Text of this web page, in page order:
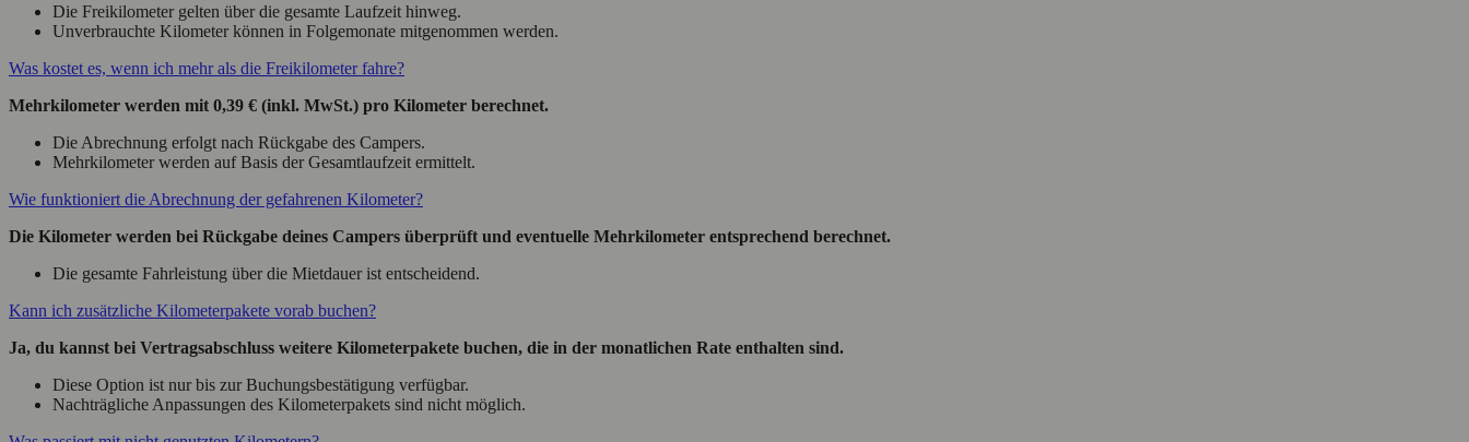
Die Freikilometer gelten über die gesamte Laufzeit hinweg.
Unverbrauchte Kilometer können in Folgemonate mitgenommen werden.
Was kostet es, wenn ich mehr als die Freikilometer fahre?
Mehrkilometer werden mit 0,39 € (inkl. MwSt.) pro Kilometer berechnet.
Die Abrechnung erfolgt nach Rückgabe des Campers.
Mehrkilometer werden auf Basis der Gesamtlaufzeit ermittelt.
Wie funktioniert die Abrechnung der gefahrenen Kilometer?
Die Kilometer werden bei Rückgabe deines Campers überprüft und eventuelle Mehrkilometer entsprechend berechnet.
Die gesamte Fahrleistung über die Mietdauer ist entscheidend.
Kann ich zusätzliche Kilometerpakete vorab buchen?
Ja, du kannst bei Vertragsabschluss weitere Kilometerpakete buchen, die in der monatlichen Rate enthalten sind.
Diese Option ist nur bis zur Buchungsbestätigung verfügbar.
Nachträgliche Anpassungen des Kilometerpakets sind nicht möglich.